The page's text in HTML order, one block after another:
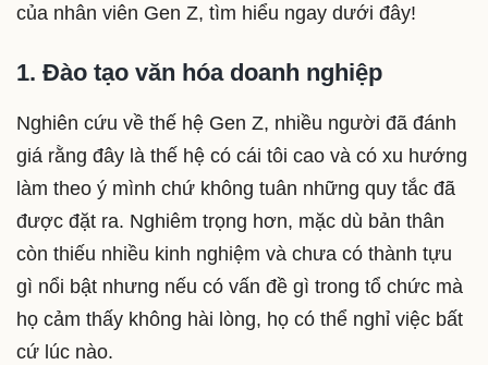
của nhân viên Gen Z, tìm hiểu ngay dưới đây!
1. Đào tạo văn hóa doanh nghiệp
Nghiên cứu về thế hệ Gen Z, nhiều người đã đánh
giá rằng đây là thế hệ có cái tôi cao và có xu hướng
làm theo ý mình chứ không tuân những quy tắc đã
được đặt ra. Nghiêm trọng hơn, mặc dù bản thân
còn thiếu nhiều kinh nghiệm và chưa có thành tựu
gì nổi bật nhưng nếu có vấn đề gì trong tổ chức mà
họ cảm thấy không hài lòng, họ có thể nghỉ việc bất
cứ lúc nào.